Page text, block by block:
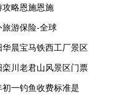
攻略恩施恩施
旅游保险-全球
华晨宝马铁西工厂景区
栾川老君山风景区门票
初一钓鱼收费标准是